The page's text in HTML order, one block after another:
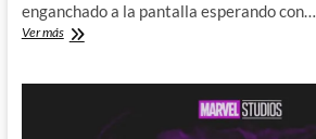
enganchado a la pantalla esperando con…
Ver másAnalizando